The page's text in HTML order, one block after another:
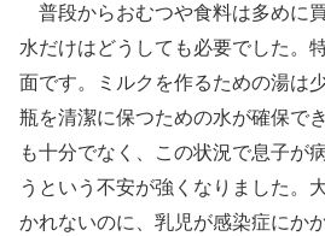
普段からおむつや食料は多めに
水だけはどうしても必要でした。
面です。ミルクを作るための湯は
瓶を清潔に保つための水が確保で
も十分でなく、この状況で息子が
うという不安が強くなりました。
かれないのに、乳児が感染症にか